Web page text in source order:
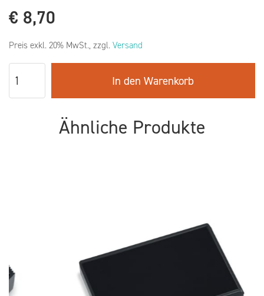
€ 8,70
Preis exkl. 20% MwSt., zzgl. Versand
In den Warenkorb
Ähnliche Produkte